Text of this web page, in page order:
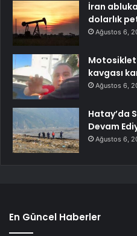
İran
dolarlık
Ağustos 6,
kavgası
Ağustos 6,
Hatay’da
Devam
Ağustos 6,
En Güncel Haberler